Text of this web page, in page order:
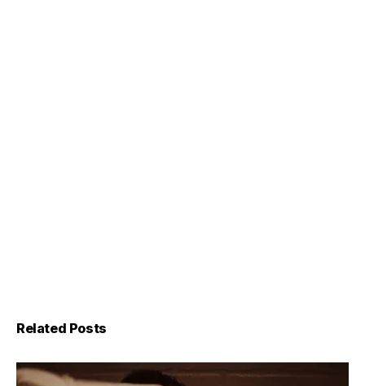
Related Posts